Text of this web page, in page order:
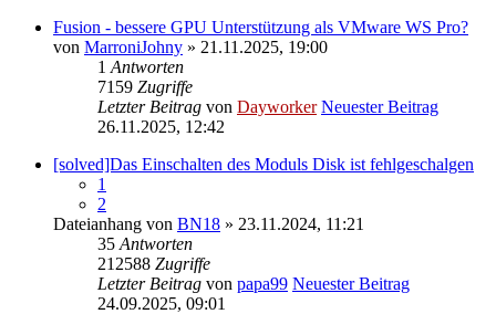
Fusion - bessere GPU Unterstützung als VMware WS Pro?
von MarroniJohny » 21.11.2025, 19:00
1 Antworten
7159 Zugriffe
Letzter Beitrag von Dayworker Neuester Beitrag
26.11.2025, 12:42
[solved]Das Einschalten des Moduls Disk ist fehlgeschalgen
1
2
Dateianhang von BN18 » 23.11.2024, 11:21
35 Antworten
212588 Zugriffe
Letzter Beitrag von papa99 Neuester Beitrag
24.09.2025, 09:01